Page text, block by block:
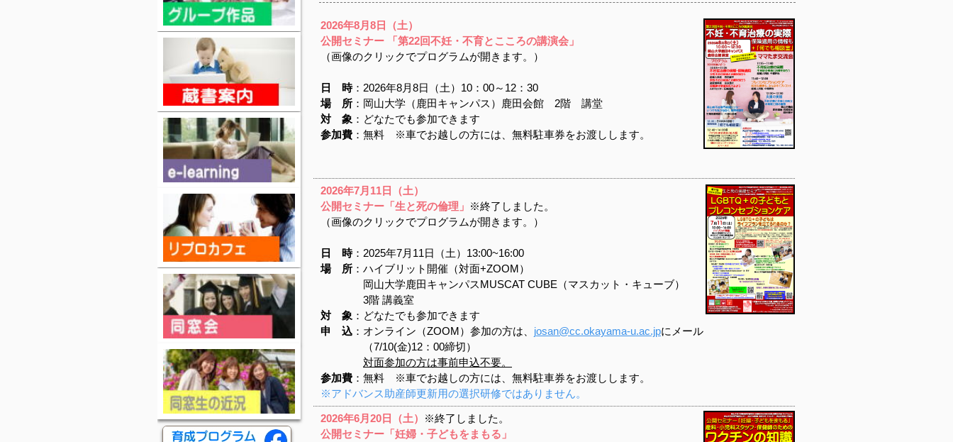
2026年8月8 日（土）
公開セミナー 「第22回不妊・不育とこころの講演会 」
（画像のクリックでプログラムが開きます。）
日 時：2026年8月8日（土）10：00～12：30
場 所 ：岡山大学（鹿田キャンパス）鹿田会館 2階 講堂
対 象 ：どなたでも参加できます
参加費 ：無料 ※車でお越しの方には、無料駐車券をお渡しします。
2026年7月11 日（土）
公開セミナー「生と死の倫理」 ※終了しました。
（画像のクリックでプログラムが開きます。）
日 時：2025年7月11日（土）13:00~16:00
場 所 ：ハイブリット開催（対面+ZOOM）
岡山大学鹿田キャンパスMUSCAT CUBE（マスカット・キューブ）
3階 講義室
対 象 ：どなたでも参加できます
申 込 ：オンライン（ZOOM）参加の方は、 josan@cc.okayama-u.ac.jpにメール
（7/10(金)12：00締切）
対面参加の方は事前申込不要。
参加費 ：無料 ※車でお越しの方には、無料駐車券をお渡しします。
※アドバンス助産師更新用の選択研修ではありません。
2026年6月20 日（土）
※終了しました。
公開セミナー「妊婦・子どもをまもる」